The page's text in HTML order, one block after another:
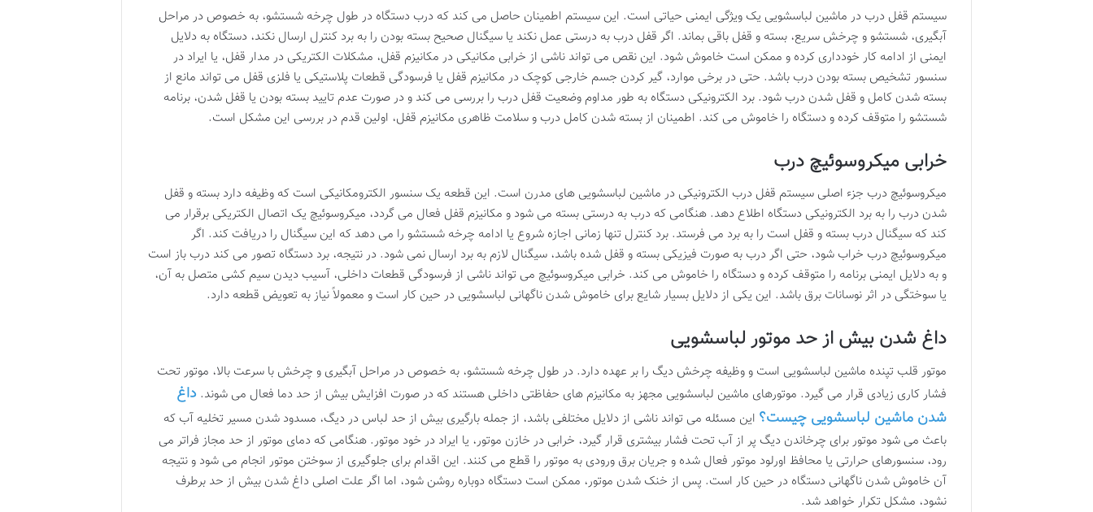
سیستم قفل درب در ماشین لباسشویی یک ویژگی ایمنی حیاتی است. این سیستم اطمینان حاصل می کند که درب دستگاه در طول چرخه شستشو، به خصوص در مراحل
آبگیری، شستشو و چرخش سریع، بسته و قفل باقی بماند. اگر قفل درب به درستی عمل نکند یا سیگنال صحیح بسته بودن را به برد کنترل ارسال نکند، دستگاه به دلایل
ایمنی از ادامه کار خودداری کرده و ممکن است خاموش شود. این نقص می تواند ناشی از خرابی مکانیکی در مکانیزم قفل، مشکلات الکتریکی در مدار قفل، یا ایراد در
سنسور تشخیص بسته بودن درب باشد. حتی در برخی موارد، گیر کردن جسم خارجی کوچک در مکانیزم قفل یا فرسودگی قطعات پلاستیکی یا فلزی قفل می تواند مانع از
بسته شدن کامل و قفل شدن درب شود. برد الکترونیکی دستگاه به طور مداوم وضعیت قفل درب را بررسی می کند و در صورت عدم تایید بسته بودن یا قفل شدن، برنامه
شستشو را متوقف کرده و دستگاه را خاموش می کند. اطمینان از بسته شدن کامل درب و سلامت ظاهری مکانیزم قفل، اولین قدم در بررسی این مشکل است.
خرابی میکروسوئیچ درب
میکروسوئیچ درب جزء اصلی سیستم قفل درب الکترونیکی در ماشین لباسشویی های مدرن است. این قطعه یک سنسور الکترومکانیکی است که وظیفه دارد بسته و قفل
شدن درب را به برد الکترونیکی دستگاه اطلاع دهد. هنگامی که درب به درستی بسته می شود و مکانیزم قفل فعال می گردد، میکروسوئیچ یک اتصال الکتریکی برقرار می
کند که سیگنال درب بسته و قفل است را به برد می فرستد. برد کنترل تنها زمانی اجازه شروع یا ادامه چرخه شستشو را می دهد که این سیگنال را دریافت کند. اگر
میکروسوئیچ درب خراب شود، حتی اگر درب به صورت فیزیکی بسته و قفل شده باشد، سیگنال لازم به برد ارسال نمی شود. در نتیجه، برد دستگاه تصور می کند درب باز است
و به دلایل ایمنی برنامه را متوقف کرده و دستگاه را خاموش می کند. خرابی میکروسوئیچ می تواند ناشی از فرسودگی قطعات داخلی، آسیب دیدن سیم کشی متصل به آن،
یا سوختگی در اثر نوسانات برق باشد. این یکی از دلایل بسیار شایع برای خاموش شدن ناگهانی لباسشویی در حین کار است و معمولاً نیاز به تعویض قطعه دارد.
داغ شدن بیش از حد موتور لباسشویی
موتور قلب تپنده ماشین لباسشویی است و وظیفه چرخش دیگ را بر عهده دارد. در طول چرخه شستشو، به خصوص در مراحل آبگیری و چرخش با سرعت بالا، موتور تحت
فشار کاری زیادی قرار می گیرد. موتورهای ماشین لباسشویی مجهز به مکانیزم های حفاظتی داخلی هستند که در صورت افزایش بیش از حد دما فعال می شوند.داغ
شدن ماشین لباسشویی چیست؟ این مسئله می تواند ناشی از دلایل مختلفی باشد، از جمله بارگیری بیش از حد لباس در دیگ، مسدود شدن مسیر تخلیه آب که
باعث می شود موتور برای چرخاندن دیگ پر از آب تحت فشار بیشتری قرار گیرد، خرابی در خازن موتور، یا ایراد در خود موتور. هنگامی که دمای موتور از حد مجاز فراتر می
رود، سنسورهای حرارتی یا محافظ اورلود موتور فعال شده و جریان برق ورودی به موتور را قطع می کنند. این اقدام برای جلوگیری از سوختن موتور انجام می شود و نتیجه
آن خاموش شدن ناگهانی دستگاه در حین کار است. پس از خنک شدن موتور، ممکن است دستگاه دوباره روشن شود، اما اگر علت اصلی داغ شدن بیش از حد برطرف
نشود، مشکل تکرار خواهد شد.